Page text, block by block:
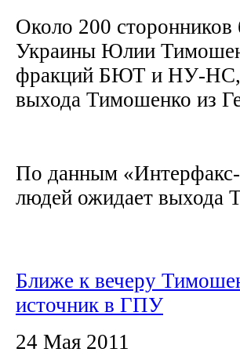
Около 200
Украины Юлии
фракций БЮТ и НУ-НС,
выхода Тимошенко из
По данным «Интерфакс-
людей ожидает выхода
Ближе к вечеру
источник в ГПУ
24 Мая 2011